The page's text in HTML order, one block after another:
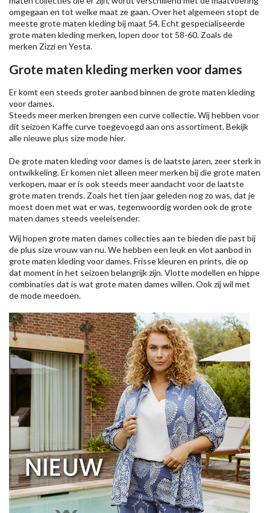
omgegaan en tot welke maat ze gaan. Over het algemeen stopt de
meeste grote maten kleding bij maat 54. Echt gespecialiseerde
grote maten kleding merken, lopen door tot 58-60. Zoals de
merken Zizzien Yesta.
Grote maten kleding merken voor dames
Er komt een steeds groter aanbod binnen de grote maten kleding
voor dames.
Steeds meer merken brengen een curve collectie. Wij hebben voor
dit seizoen Kaffecurve toegevoegd aan ons assortiment. Bekijk
alle nieuweplus size modehier.
De grote maten kleding voor dames is de laatste jaren, zeer sterk in
ontwikkeling. Er komen niet alleen meer merken bij die grote maten
verkopen, maar er is ook steeds meer aandacht voor de laatste
grote maten trends. Zoals het tien jaar geleden nog zo was, dat je
moest doen met wat er was, tegenwoordig worden ook de grote
maten dames steeds veeleisender.
Wij hopen grote maten dames collecties aan te bieden die past bij
de plus size vrouw van nu. We hebben een leuk en vlot aanbod in
grote maten kleding voor dames. Frisse kleuren en prints, die op
dat moment in het seizoen belangrijk zijn. Vlotte modellen en hippe
combinaties dat is wat grote maten dames willen. Ook zij wil met
de mode meedoen.